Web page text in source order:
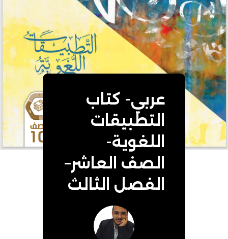
عربي- كتاب
التطبيقات
اللغوية-
الصف العاشر–
الفصل الثالث